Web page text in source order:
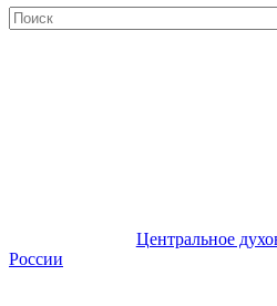
Центральное
России